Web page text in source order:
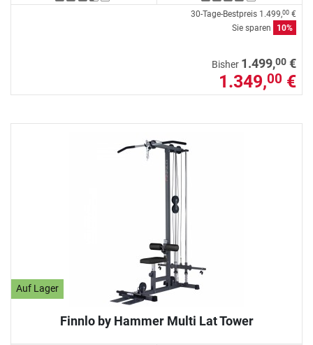
30-Tage-Bestpreis 1.499,00 €
Sie sparen
10%
Bisher 1.499,00 €
1.349,00 €
Auf Lager
Finnlo by Hammer Multi Lat Tower